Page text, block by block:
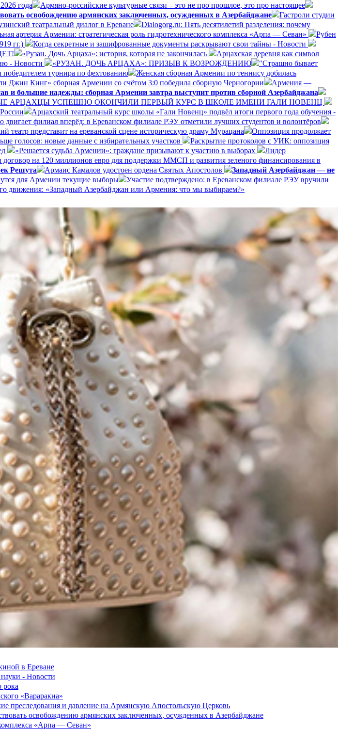
года
Армяно-российские культурные связи – это не про прошлое, это про настоящее
освобождению армянских заключенных, осужденных в Азербайджане
Гастроли студии
театральный диалог в Ереване
Dialogorg.ru: Пять десятилетий разделения: почему
артерия Армении: стратегическая роль гидротехнического комплекса «Арпа — Севан»
Рубен
гг.)
Когда секретные и зашифрованные документы раскрывают свои тайны - Новости
«Рузан. Дочь Арцаха»: история, которая не закончилась
Арцахская деревня как символ
- Новости «РУЗАН. ДОЧЬ АРЦАХА»: ПРИЗЫВ К ВОЗРОЖДЕНИЮ
"Страшно бывает
турнира по фехтованию
Женская сборная Армении по теннису добилась
Джин Кинг» сборная Армении со счётом 3:0 победила сборную Черногории
Армения —
и большие надежды: сборная Армении завтра выступит против сборной Азербайджана
АРЦАХЦЫ УСПЕШНО ОКОНЧИЛИ ПЕРВЫЙ КУРС В ШКОЛЕ ИМЕНИ ГАЛИ НОВЕНЦ
Арцахский театральный курс школы «Гали Новенц» подвёл итоги первого года обучения -
двигает филиал вперёд: в Ереванском филиале РЭУ отметили лучших студентов и волонтёров
театр представит на ереванской сцене историческую драму Мурацана
Оппозиция продолжает
голосов: новые данные с избирательных участков
Раскрытие протоколов с УИК: оппозиция
«Решается судьба Армении»: граждане призывают к участию в выборах
Лидер
на 120 миллионов евро для поддержки ММСП и развития зеленого финансирования в
Решута Армаис Камалов удостоен ордена Святых Апостолов
Западный Азербайджан — не
для Армении текущие выборы
Участие подтверждено: в Ереванском филиале РЭУ вручили
движения: «Западный Азербайджан или Армения: что мы выбираем?»
в Ереване
- Новости
рока
«Вараракна»
преследования и давление на Армянскую Апостольскую Церковь
освобождению армянских заключенных, осужденных в Азербайджане
«Арпа — Севан»